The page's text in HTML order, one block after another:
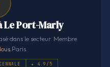
Le Port-Marly
dans le secteur. Membre
.Paris.
★ 4.9/5